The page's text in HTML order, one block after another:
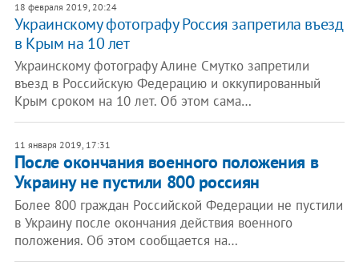
18 февраля 2019, 20:24
Украинскому фотографу Россия запретила въезд
в Крым на 10 лет
Украинскому фотографу Алине Смутко запретили
въезд в Российскую Федерацию и оккупированный
Крым сроком на 10 лет. Об этом сама…
11 января 2019, 17:31
После окончания военного положения в
Украину не пустили 800 россиян
Более 800 граждан Российской Федерации не пустили
в Украину после окончания действия военного
положения. Об этом сообщается на…